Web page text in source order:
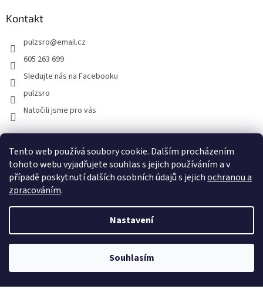
Tento web používá soubory cookie. Dalším procházením
tohoto webu vyjadřujete souhlas s jejich používáním a v
případě poskytnutí dalších osobních údajů s jejichochranou a
zpracováním.
Nastavení
Souhlasím
Kontakt
pulzsro@email.cz
605 263 699
Sledujte nás na Facebooku
pulzsro
Natočili jsme pro vás
Facebook Instagram Youtube Hodnocení zákazníků
Vytvořil Shoptet
PULZ s.r.o.. Všechna práva vyhrazena.